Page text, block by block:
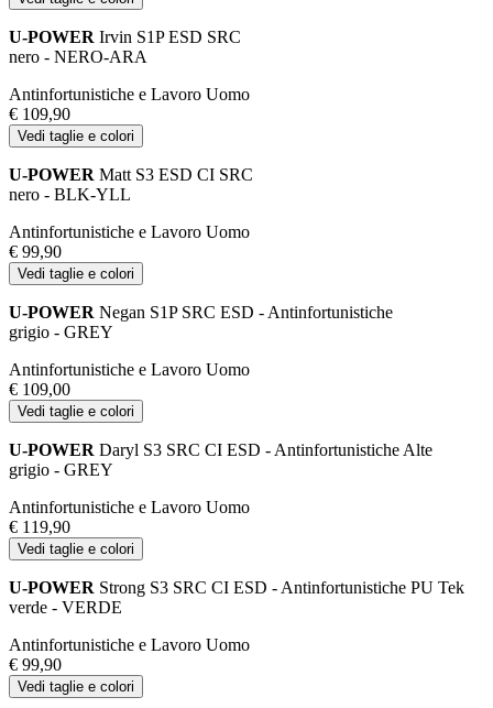
U-POWER Irvin S1P ESD SRC
nero - NERO-ARA
Antinfortunistiche e Lavoro Uomo
€ 109,90
Vedi taglie e colori
U-POWER Matt S3 ESD CI SRC
nero - BLK-YLL
Antinfortunistiche e Lavoro Uomo
€ 99,90
Vedi taglie e colori
U-POWER Negan S1P SRC ESD - Antinfortunistiche
grigio - GREY
Antinfortunistiche e Lavoro Uomo
€ 109,00
Vedi taglie e colori
U-POWER Daryl S3 SRC CI ESD - Antinfortunistiche Alte
grigio - GREY
Antinfortunistiche e Lavoro Uomo
€ 119,90
Vedi taglie e colori
U-POWER Strong S3 SRC CI ESD - Antinfortunistiche PU Tek
verde - VERDE
Antinfortunistiche e Lavoro Uomo
€ 99,90
Vedi taglie e colori